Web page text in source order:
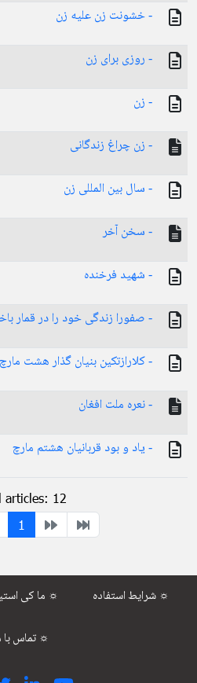
- خشونت زن عليه زن
- روزى براى زن
- زن
- زن چراغ زندگانى
- سال بين المللى زن
- سخن آخر
- شهيد فرخنده
- صفورا زندگى خود را در قمار
- كلارازتكين بنيان گذار هشت مارچ
- نعره ملت افغان
- ياد و بود قربانيان هشتم مارچ
articles: 12
1
ما کی استیم؟ ☼ شرایط استفاده ☼
تماس با ما ☼